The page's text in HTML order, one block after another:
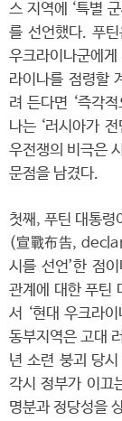
스 지역에 ‘특별
를 선언했다. 푸
우크라이나군에
라이나를 점령할
려 든다면 ‘즉각
나는 ‘러시아가
우전쟁의 비극은
문점을 남겼다.
첫째, 푸틴 대통령
(宣戰布告,
시를 선언’한 점
관계에 대한 푸틴
서 ‘현대 우크라
동부지역은 고대
년 소련 붕괴 당시
각시 정부가 이끄
명분과 정당성을